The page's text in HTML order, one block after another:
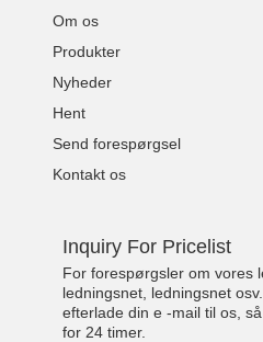
Om os
Produkter
Nyheder
Hent
Send forespørgsel
Kontakt os
Inquiry For Pricelist
For forespørgsler om vores
ledningsnet, ledningsnet
efterlade din e -mail til os,
for 24 timer.